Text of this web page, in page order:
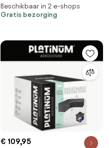
Hangstoelhoes ø100xH200
Beschikbaar in 2 e-shops
Gratis bezorging
€ 109,95